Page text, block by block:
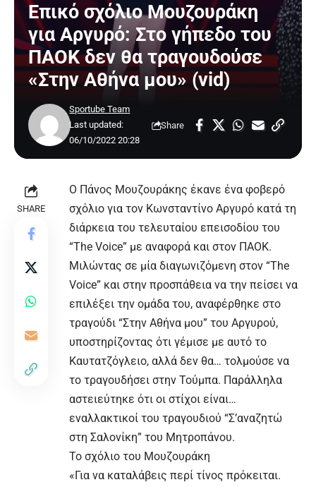
Επικό σχόλιο Μουζουράκη
για Αργυρό: Στο γήπεδο του
ΠΑΟΚ δεν θα τραγουδούσε
«Στην Αθήνα μου» (vid)
Last updated:
06/10/2022 20:28
Sportube Team
Share
SHARE
Ο Πάνος Μουζουράκης έκανε ένα φοβερό
σχόλιο για τον Κωνσταντίνο Αργυρό κατά τη
διάρκεια του τελευταίου επεισοδίου του
“The Voice” με αναφορά και στον ΠΑΟΚ.
Μιλώντας σε μία διαγωνιζόμενη στον “The
Voice” και στην προσπάθεια να την πείσει να
επιλέξει την ομάδα του, αναφέρθηκε στο
τραγούδι “Στην Αθήνα μου” του Αργυρού,
υποστηρίζοντας ότι γέμισε με αυτό το
Καυτατζόγλειο, αλλά δεν θα… τολμούσε να
το τραγουδήσει στην Τούμπα. Παράλληλα
αστειεύτηκε ότι οι στίχοι είναι…
εναλλακτικοί του τραγουδιού “Σ’αναζητώ
στη Σαλονίκη” του Μητροπάνου.
Το σχόλιο του Μουζουράκη
«Για να καταλάβεις περί τίνος πρόκειται.